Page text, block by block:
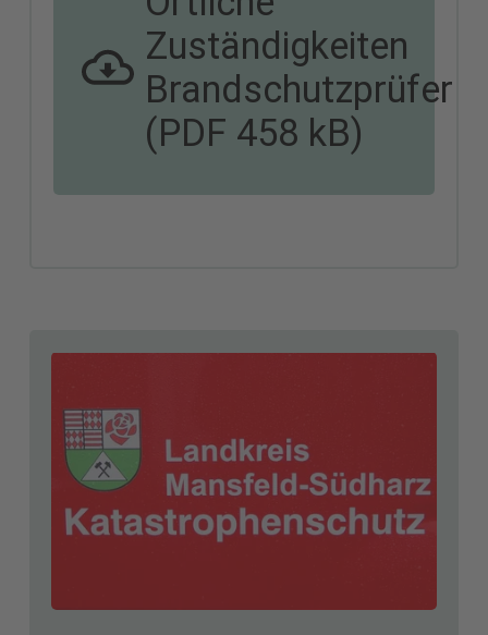
Zuständigkeiten
Brandschutzprüfer
(PDF 458 kB)